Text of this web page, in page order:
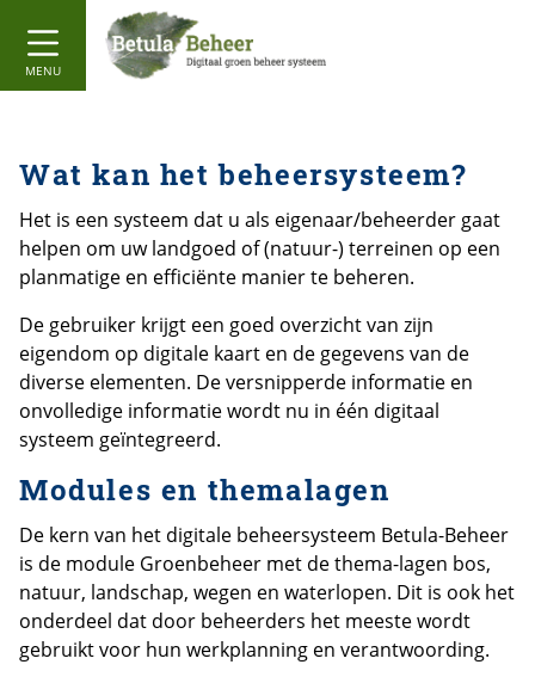
MENU
Wat kan het beheersysteem?
Het is een systeem dat u als eigenaar/beheerder gaat
helpen om uw landgoed of (natuur-) terreinen op een
planmatige en efficiënte manier te beheren.
De gebruiker krijgt een goed overzicht van zijn
eigendom op digitale kaart en de gegevens van de
diverse elementen. De versnipperde informatie en
onvolledige informatie wordt nu in één digitaal
systeem geïntegreerd.
Modules en themalagen
De kern van het digitale beheersysteem Betula-Beheer
is de module Groenbeheer met de thema-lagen bos,
natuur, landschap, wegen en waterlopen. Dit is ook het
onderdeel dat door beheerders het meeste wordt
gebruikt voor hun werkplanning en verantwoording.